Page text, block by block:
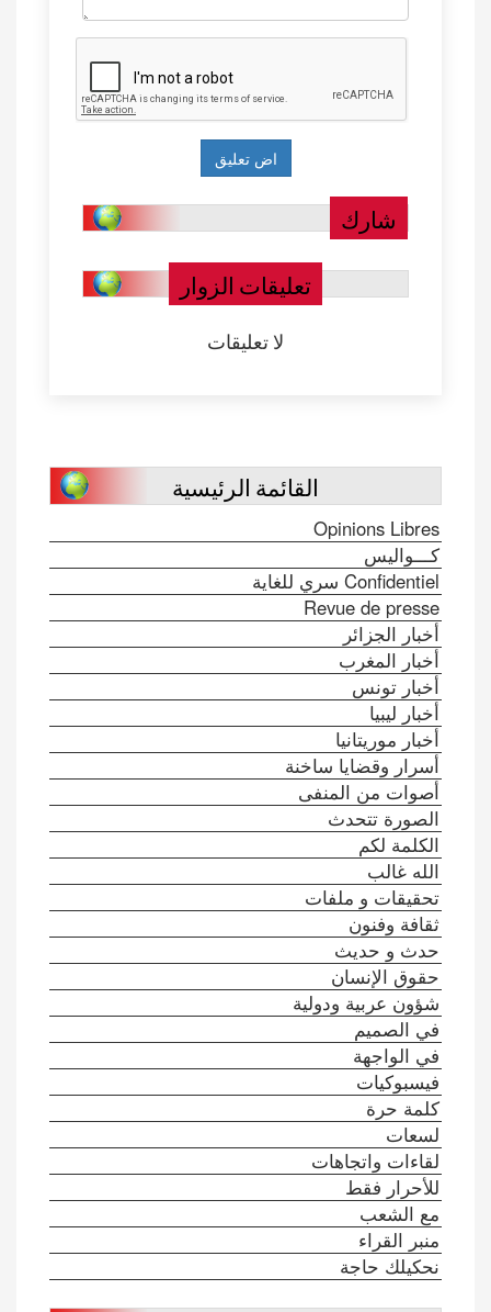
شارك
تعليقات الزوار
لا تعليقات
القائمة الرئيسية
Opinions Libres
كـــواليس
Confidentiel سري للغاية
Revue de presse
أخبار الجزائر
أخبار المغرب
أخبار تونس
أخبار ليبيا
أخبار موريتانيا
أسرار وقضايا ساخنة
أصوات من المنفى
الصورة تتحدث
الكلمة لكم
الله غالب
تحقيقات و ملفات
ثقافة وفنون
حدث و حديث
حقوق الإنسان
شؤون عربية ودولية
في الصميم
في الواجهة
فيسبوكيات
كلمة حرة
لسعات
لقاءات واتجاهات
للأحرار فقط
مع الشعب
منبر القراء
نحكيلك حاجة